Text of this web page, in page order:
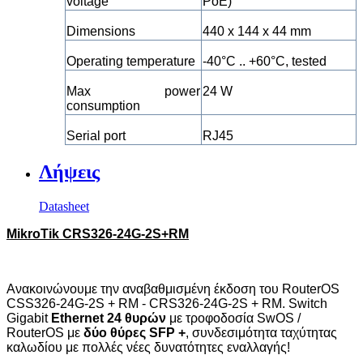
Dimensions 440 x 144 x 44 mm
Operating temperature -40°C .. +60°C, tested
Max power
consumption
24 W
Serial port RJ45
Λήψεις
Datasheet
MikroTik CRS326-24G-2S+RM
Ανακοινώνουμε την αναβαθμισμένη έκδοση του RouterOS
CSS326-24G-2S + RM - CRS326-24G-2S + RM. Switch
Gigabit Ethernet 24 θυρών με τροφοδοσία SwOS /
RouterOS με δύο θύρες SFP +, συνδεσιμότητα ταχύτητας
καλωδίου με πολλές νέες δυνατότητες εναλλαγής!